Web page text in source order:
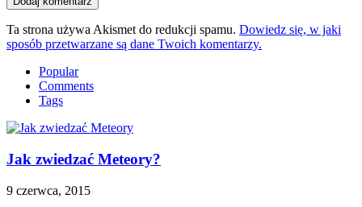
Ta strona używa Akismet do redukcji spamu. Dowiedz się, w jaki
sposób przetwarzane są dane Twoich komentarzy.
Popular
Comments
Tags
Jak zwiedzać Meteory?
9 czerwca, 2015